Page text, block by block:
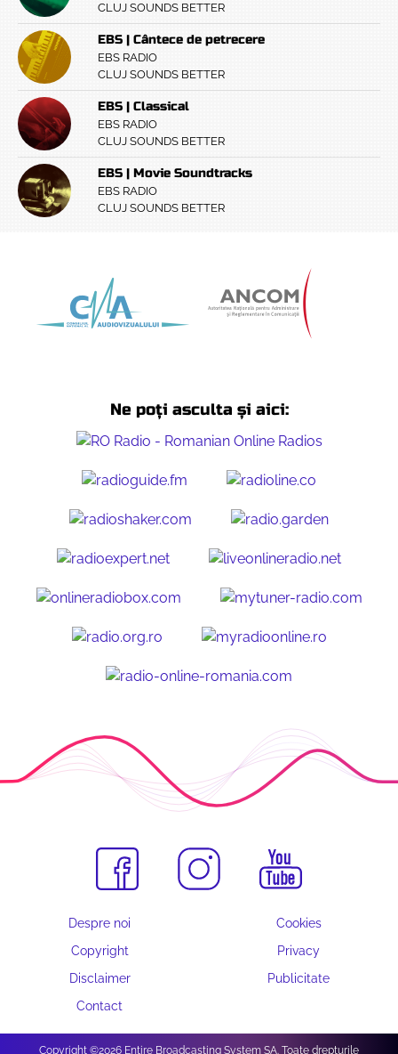
CLUJ SOUNDS BETTER
EBS | Cântece de petrecere
EBS RADIO
CLUJ SOUNDS BETTER
EBS | Classical
EBS RADIO
CLUJ SOUNDS BETTER
EBS | Movie Soundtracks
EBS RADIO
CLUJ SOUNDS BETTER
Ne poți asculta și aici:
Despre noi
Cookies
Copyright
Privacy
Disclaimer
Publicitate
Contact
Copyright ©2026 Entire Broadcasting System SA. Toate drepturile